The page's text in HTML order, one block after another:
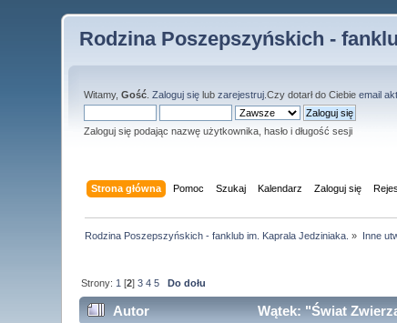
Rodzina Poszepszyńskich -
Witamy,Gość .Zaloguj się lubzarejestruj .Czy dotarł do Ciebieemail
Zaloguj się podając nazwę użytkownika, hasło i długość sesji
Strona główna Pomoc Szukaj Kalendarz Zaloguj się
Rodzina Poszepszyńskich - fanklub im. Kaprala Jedziniaka. » Inne
Strony: 1 [2]3 4 5 Do dołu
Autor Wątek: "Świat